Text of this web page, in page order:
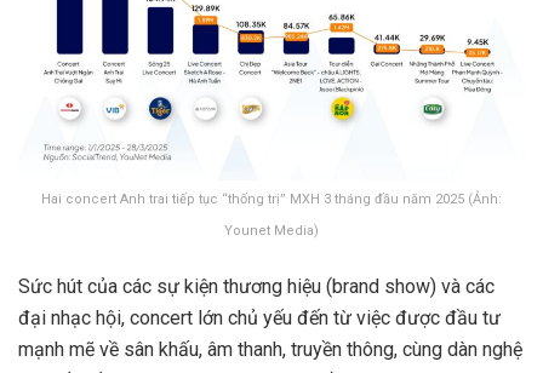
Hai concert Anh trai tiếp tục “thống trị” MXH 3 tháng đầu năm 2025 (Ảnh:
Younet Media)
Sức hút của các sự kiện thương hiệu (brand show) và các
đại nhạc hội, concert lớn chủ yếu đến từ việc được đầu tư
mạnh mẽ về sân khấu, âm thanh, truyền thông, cùng dàn nghệ